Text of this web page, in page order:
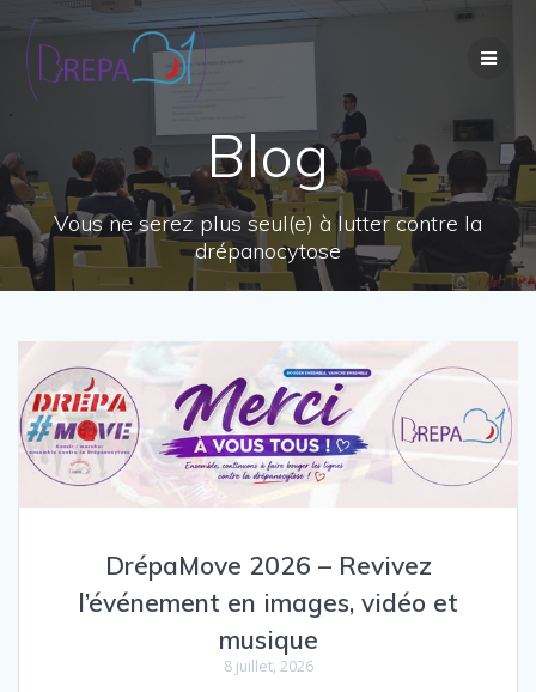
Passer
Blog
Vous ne serez plus seul(e) à lutter contre la
drépanocytose
DrépaMove 2026 – Revivez
l’événement en images, vidéo et
musique
8 juillet, 2026